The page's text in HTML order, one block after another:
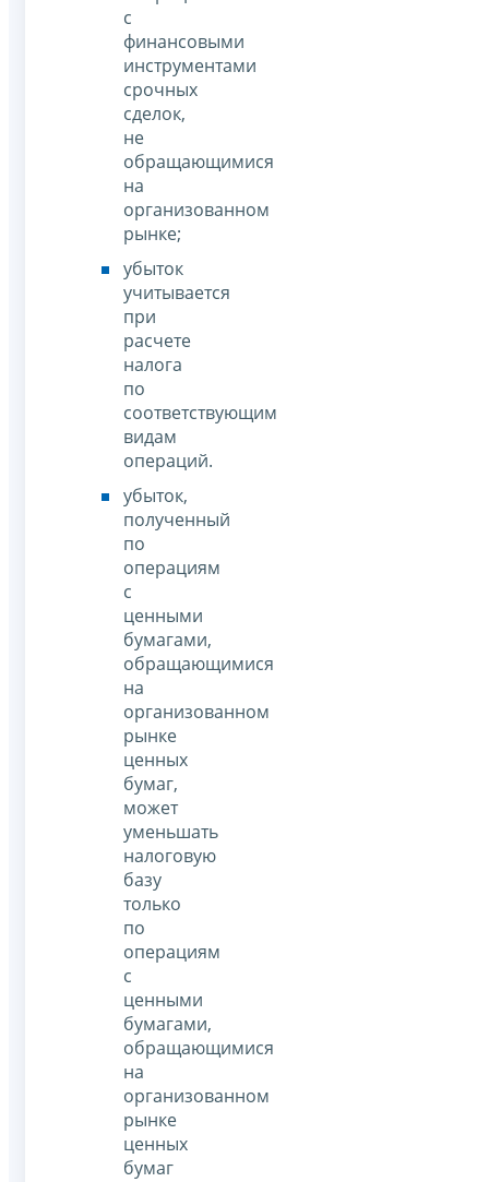
с
финансовыми
инструментами
срочных
сделок,
не
обращающимися
на
организованном
рынке;
убыток
учитывается
при
расчете
налога
по
соответствующим
видам
операций.
убыток,
полученный
по
операциям
с
ценными
бумагами,
обращающимися
на
организованном
рынке
ценных
бумаг,
может
уменьшать
налоговую
базу
только
по
операциям
с
ценными
бумагами,
обращающимися
на
организованном
рынке
ценных
бумаг